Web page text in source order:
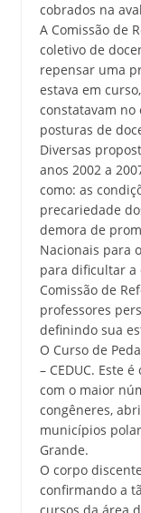
cobrados na
A Comissão de
coletivo de
repensar uma
estava em
constatavam no
posturas de
Diversas
anos 2002 a
como: as
precariedade
demora de
Nacionais para
para dificultar a
Comissão de
professores
definindo sua
O Curso de
– CEDUC. Este
com o maior
congêneres,
municípios
Grande.
O corpo
confirmando a